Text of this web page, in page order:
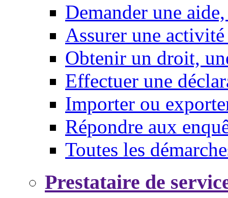
Demander une
Assurer une
Obtenir un droit,
Effectuer une
Importer ou
Répondre aux
Toutes les
Prestataire de